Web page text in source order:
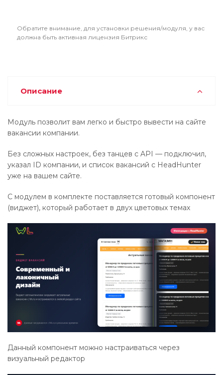
Обратите внимание, для установки решения/модуля, у вас
должна быть активная лицензия Битрикс
Описание
Модуль позволит вам легко и быстро вывести на сайте
вакансии компании.
Без сложных настроек, без танцев с API — подключил,
указал ID компании, и список вакансий с HeadHunter
уже на вашем сайте.
С модулем в комплекте поставляется готовый компонент
(виджет), который работает в двух цветовых темах
Данный компонент можно настраиваться через
визуальный редактор